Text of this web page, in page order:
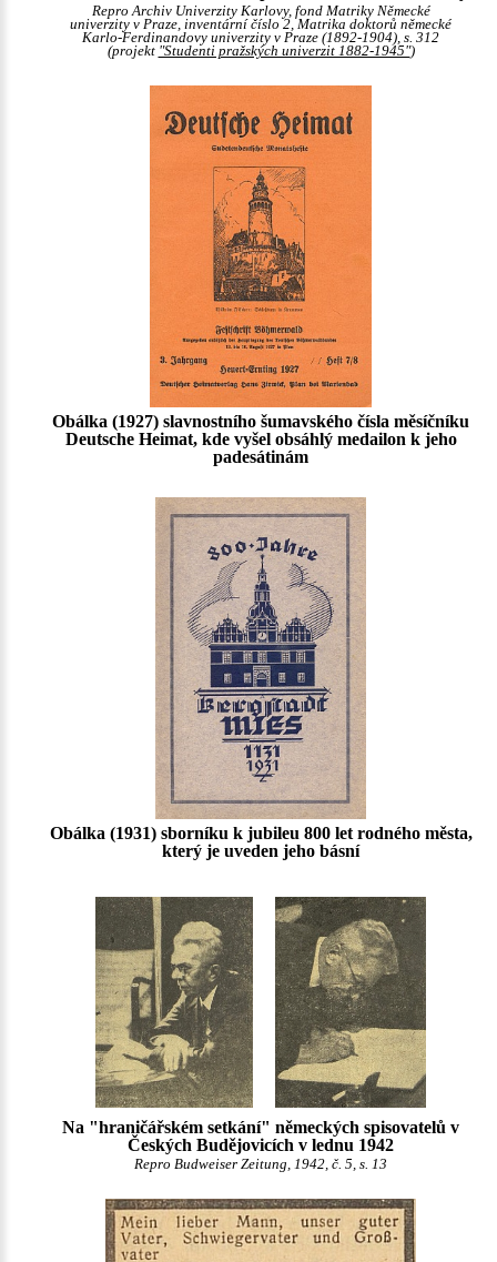
Repro Archiv Univerzity Karlovy, fond Matriky Německé
univerzity v Praze, inventární číslo 2, Matrika doktorů německé
Karlo-Ferdinandovy univerzity v Praze (1892-1904), s. 312
(projekt "Studenti pražských univerzit 1882-1945")
Obálka (1927) slavnostního šumavského čísla měsíčníku
Deutsche Heimat, kde vyšel obsáhlý medailon k jeho
padesátinám
Obálka (1931) sborníku k jubileu 800 let rodného města,
který je uveden jeho básní
Na "hraničářském setkání" německých spisovatelů v
Českých Budějovicích v lednu 1942
Repro Budweiser Zeitung, 1942, č. 5, s. 13